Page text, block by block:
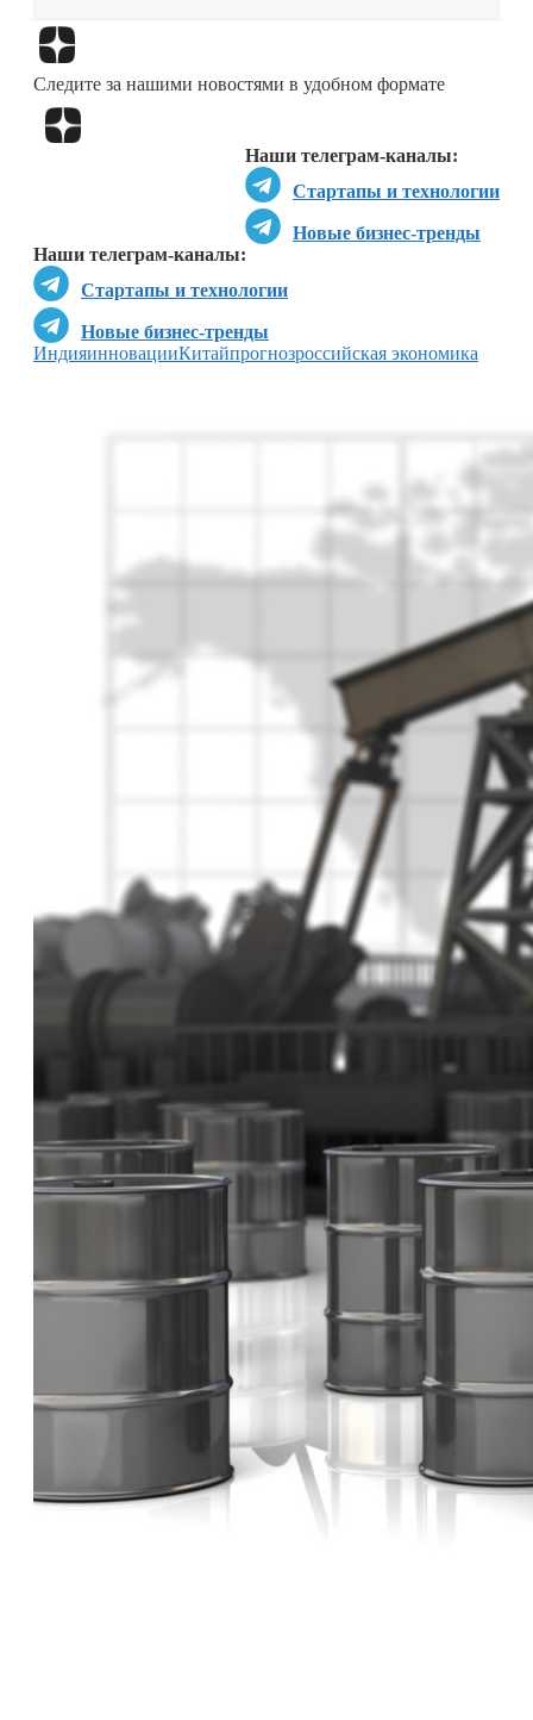
Следите за нашими новостями в удобном формате
Наши телеграм-каналы:
Стартапы и технологии
Новые бизнес-тренды
Наши телеграм-каналы:
Стартапы и технологии
Новые бизнес-тренды
ИндияинновацииКитайпрогнозроссийская экономика